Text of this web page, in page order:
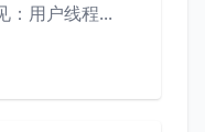
：用户线程...